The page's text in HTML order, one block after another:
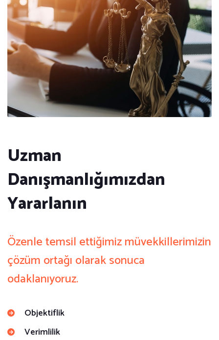
Uzman
Danışmanlığımızdan
Yararlanın
Özenle temsil ettiğimiz müvekkillerimizin
çözüm ortağı olarak sonuca
odaklanıyoruz.
Objektiflik
Verimlilik